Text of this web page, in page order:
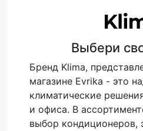
Выбери
Бренд Klima,
магазине Evrika - это
климатические
и офиса. В
выбор кондиционеров,